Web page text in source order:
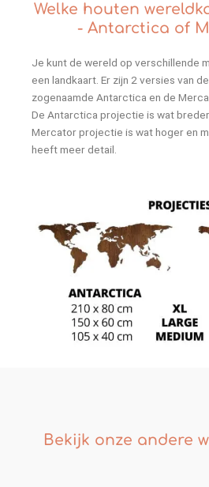
Welke houten
- Antarctica of
Je kunt de wereld op verschillende
een landkaart. Er zijn 2 versies van
zogenaamde Antarctica en de
De Antarctica projectie is wat
Mercator projectie is wat hoger en
heeft meer detail.
Bekijk onze andere